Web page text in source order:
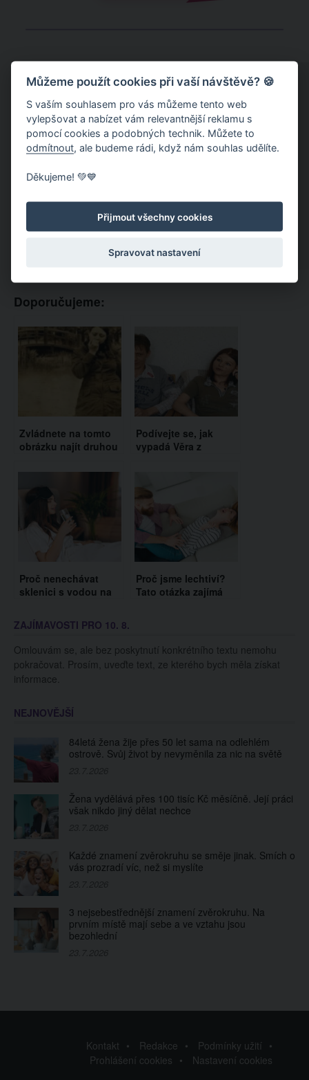
Doporučujeme:
Zvládnete na tomto
obrázku najít druhou
to zvládne jen 1% lidí!
Podívejte se, jak
vypadá Věra z
Proč nenechávat
sklenici s vodou na
Ohrožujete tím své
zdraví
Proč jsme lechtiví?
Tato otázka zajímá
ZAJÍMAVOSTI PRO 10. 8.
Omlouvám se, ale bez poskytnutí konkrétního textu nemohu
pokračovat. Prosím, uveďte text, ze kterého bych měla získat
informace.
NEJNOVĚJŠÍ
84letá žena žije přes 50 let sama na odlehlém
ostrově. Svůj život by nevyměnila za nic na světě
Žena vydělává přes 100 tisíc Kč měsíčně. Její práci
však nikdo jiný dělat nechce
Každé znamení zvěrokruhu se směje jinak. Smích o
vás prozradí víc, než si myslíte
3 nejsebestřednější znamení zvěrokruhu. Na
prvním místě mají sebe a ve vztahu jsou
bezohlední
Kontakt Redakce
Podmínky užití
Prohlášení cookies
Nastavení cookies
Můžeme použít cookies při vaší návštěvě? 🍪
S vaším souhlasem pro vás můžeme tento web
vylepšovat a nabízet vám relevantnější reklamu s
pomocí cookies a podobných technik. Můžete to
odmítnout, ale budeme rádi, když nám souhlas udělíte.
Děkujeme! 💚💙
Přijmout všechny cookies
Spravovat nastavení